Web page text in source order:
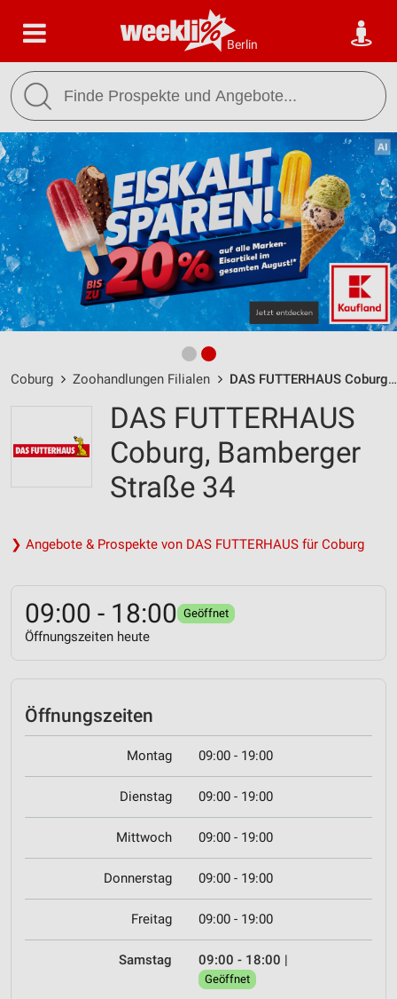
Berlin
Coburg Zoohandlungen Filialen DAS FUTTERHAUS Coburg / Bamberger Straße 34 - Öffnungszeiten & Adresse
DAS FUTTERHAUS
Coburg, Bamberger
Straße 34
❯ Angebote & Prospekte von DAS FUTTERHAUS für Coburg
09:00 - 18:00 Geöffnet
Öffnungszeiten heute
Öffnungszeiten
Montag 09:00 - 19:00
Dienstag 09:00 - 19:00
Mittwoch 09:00 - 19:00
Donnerstag 09:00 - 19:00
Freitag 09:00 - 19:00
Samstag 09:00 - 18:00 |
Geöffnet